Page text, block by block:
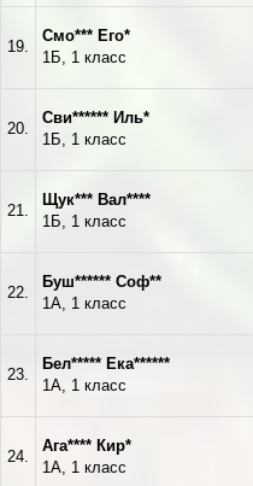
19.
Смо*** Его*
1Б, 1 класс
20.
Сви****** Иль*
1Б, 1 класс
21.
Щук*** Вал****
1Б, 1 класс
22.
Буш****** Соф**
1А, 1 класс
23.
Бел***** Ека******
1А, 1 класс
24.
Ага**** Кир*
1А, 1 класс